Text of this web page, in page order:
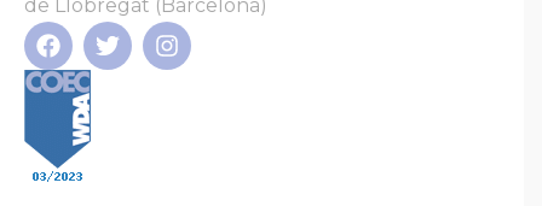
de Llobregat (Barcelona)